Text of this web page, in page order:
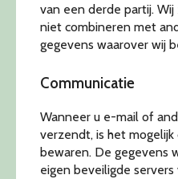
van een derde partij.
niet combineren met
gegevens waarover wij
Communicatie
Wanneer u e-mail of
verzendt, is het
bewaren. De gegevens
eigen beveiligde